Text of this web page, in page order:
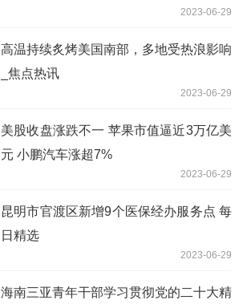
2023-06-29
高温持续炙烤美国南部，多地受热浪影响
_焦点热讯
2023-06-29
美股收盘涨跌不一 苹果市值逼近3万亿美
元 小鹏汽车涨超7%
2023-06-29
昆明市官渡区新增9个医保经办服务点 每
日精选
2023-06-29
海南三亚青年干部学习贯彻党的二十大精